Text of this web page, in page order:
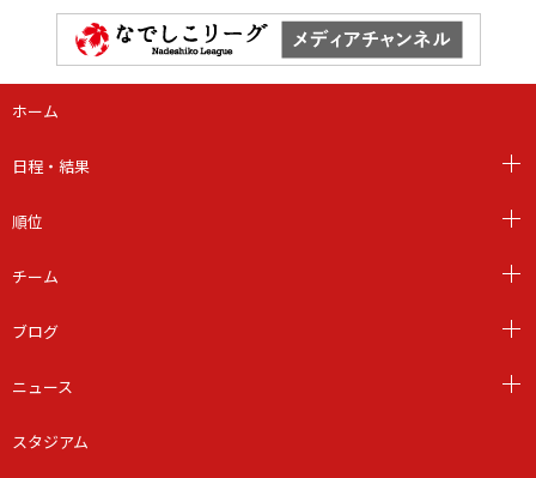
ホーム
日程・結果
順位
チーム
ブログ
ニュース
スタジアム